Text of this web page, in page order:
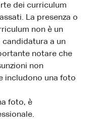
dei curriculum
La presenza o
non è un
a un
notare che
non
includono una foto
foto, è